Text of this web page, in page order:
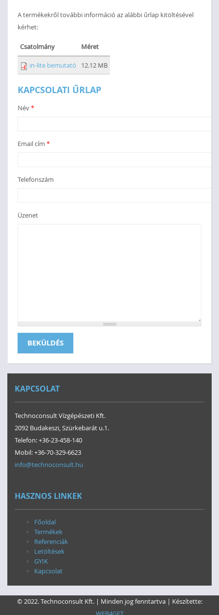
A termékekről további információ az alábbi űrlap kitöltésével
kérhet:
Csatolmány Méret
in-lite bemutató 12.12 MB
KAPCSOLATI ŰRLAP
Név*
Email cím *
Telefonszám
Üzenet
BEKÜLDÉS
KAPCSOLAT
Technoconsult Vízgépészeti Kft.
2092 Budakeszi, Szürkebarát u.1.
Telefon: +36-23-458-140
Mobil: +36-70-329-6623
info@technoconsult.hu
HASZNOS LINKEK
Főoldal
Termékek
Referenciák
Letöltések
GYIK
Kapcsolat
© 2022. Technoconsult Kft. | Minden jog fenntartva | Készítette: